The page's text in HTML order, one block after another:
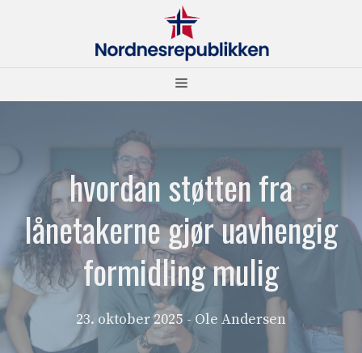
Meny
hvordan støtten fra
lånetakerne gjør uavhengig
formidling mulig
23. oktober 2025 - Ole Andersen